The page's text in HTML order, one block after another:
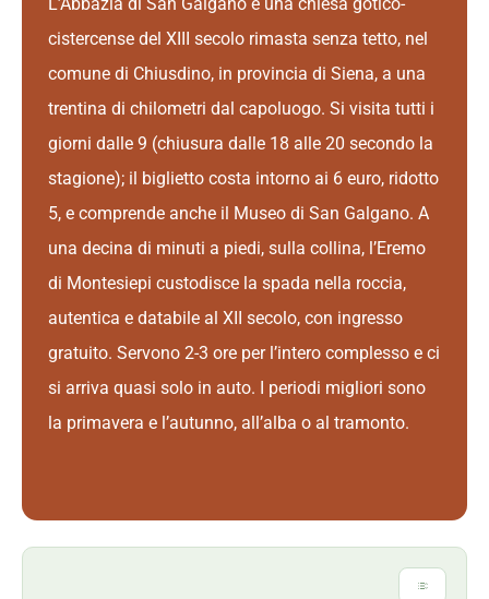
L’Abbazia di San Galgano è una chiesa gotico-
cistercense del XIII secolo rimasta senza tetto, nel
comune di Chiusdino, in provincia di Siena, a una
trentina di chilometri dal capoluogo. Si visita tutti i
giorni dalle 9 (chiusura dalle 18 alle 20 secondo la
stagione); il biglietto costa intorno ai 6 euro, ridotto
5, e comprende anche il Museo di San Galgano. A
una decina di minuti a piedi, sulla collina, l’Eremo
di Montesiepi custodisce la spada nella roccia,
autentica e databile al XII secolo, con ingresso
gratuito. Servono 2-3 ore per l’intero complesso e ci
si arriva quasi solo in auto. I periodi migliori sono
la primavera e l’autunno, all’alba o al tramonto.